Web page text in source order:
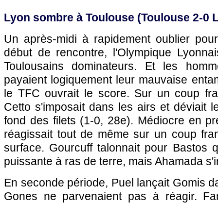
Lyon sombre à Toulouse (Toulouse 2-0
Un après-midi à rapidement oublier
début de rencontre, l'Olympique
Toulousains dominateurs. Et les
payaient logiquement leur mauvaise
le TFC ouvrait le score. Sur un coup
Cetto s'imposait dans les airs et déviait
fond des filets (1-0, 28e). Médiocre en
réagissait tout de même sur un coup
surface. Gourcuff talonnait pour Bastos
puissante à ras de terre, mais Ahamada
En seconde période, Puel lançait Gomis
Gones ne parvenaient pas à réagir.